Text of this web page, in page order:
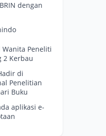
dengan
Wanita Peneliti
2 Kerbau
di
Penelitian
Buku
aplikasi e-